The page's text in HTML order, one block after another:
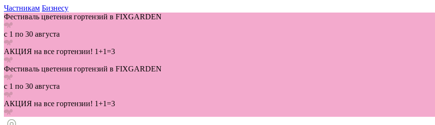
Частникам Бизнесу
Фестиваль цветения гортензий в FIXGARDEN
с 1 по 30 августа
АКЦИЯ на все гортензии! 1+1=3
Фестиваль цветения гортензий в FIXGARDEN
с 1 по 30 августа
АКЦИЯ на все гортензии! 1+1=3